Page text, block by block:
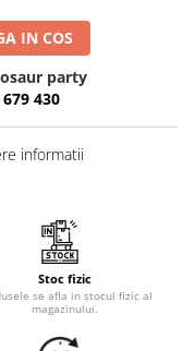
IN COS
party
430
informatii
Stoc fizic
se afla in stocul fizic al
magazinului.